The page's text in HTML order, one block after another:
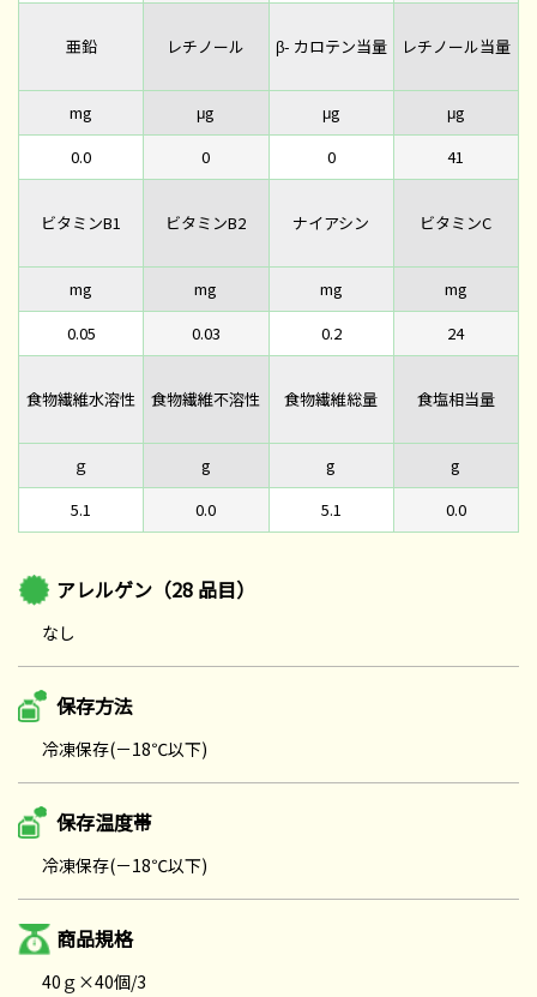
亜鉛
mg
0.0
レチノール
μg
0
β- カロテン当量
μg
0
レチノール当量
μg
41
ビタミンB1
mg
0.05
ビタミンB2
mg
0.03
ナイアシン
mg
0.2
ビタミンC
mg
24
食物繊維水溶性
ｇ
5.1
食物繊維不溶性
g
0.0
食物繊維総量
g
5.1
食塩相当量
g
0.0
アレルゲン（28 品目）
なし
保存方法
冷凍保存(－18℃以下)
保存温度帯
冷凍保存(－18℃以下)
商品規格
40ｇ×40個/3